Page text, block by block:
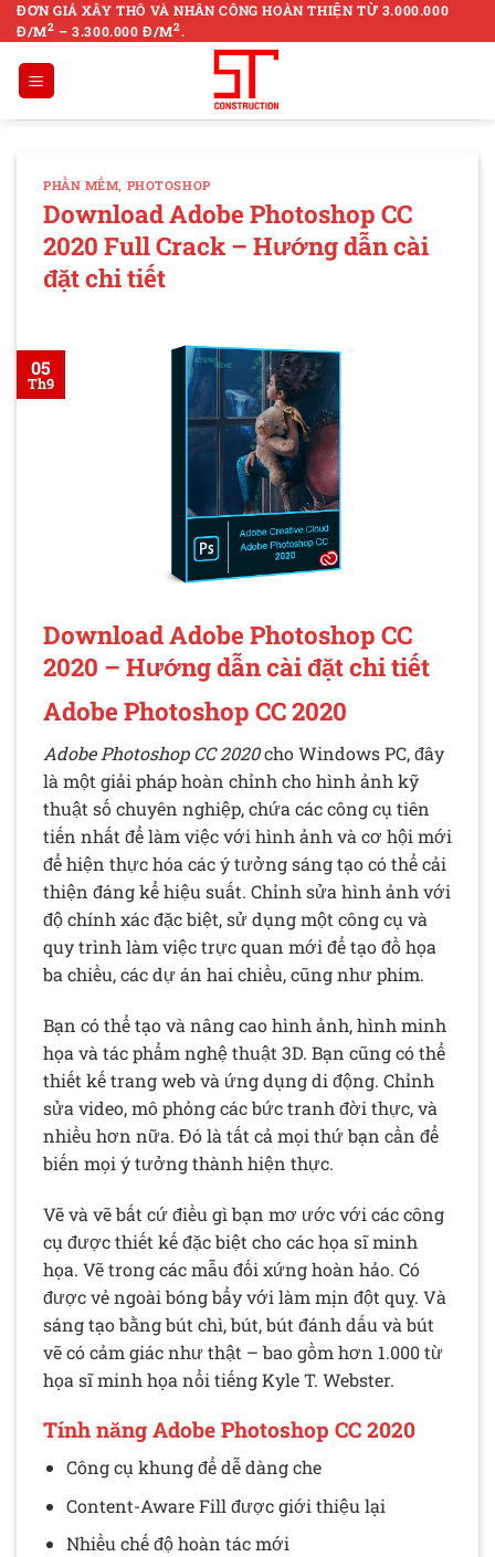
Skip
to
content
ĐƠN GIÁ XÂY THÔ VÀ NHÂN CÔNG HOÀN THIỆN TỪ 3.000.000
Đ/M2 – 3.300.000 Đ/M2.
PHẦN MỀM, PHOTOSHOP
Download Adobe Photoshop CC
2020 Full Crack – Hướng dẫn cài
đặt chi tiết
05
Th9
Download Adobe Photoshop CC
2020 – Hướng dẫn cài đặt chi tiết
Adobe Photoshop CC 2020
Adobe Photoshop CC 2020cho Windows PC, đây
là một giải pháp hoàn chỉnh cho hình ảnh kỹ
thuật số chuyên nghiệp, chứa các công cụ tiên
tiến nhất để làm việc với hình ảnh và cơ hội mới
để hiện thực hóa các ý tưởng sáng tạo có thể cải
thiện đáng kể hiệu suất. Chỉnh sửa hình ảnh với
độ chính xác đặc biệt, sử dụng một công cụ và
quy trình làm việc trực quan mới để tạo đồ họa
ba chiều, các dự án hai chiều, cũng như phim.
Bạn có thể tạo và nâng cao hình ảnh, hình minh
họa và tác phẩm nghệ thuật 3D. Bạn cũng có thể
thiết kế trang web và ứng dụng di động. Chỉnh
sửa video, mô phỏng các bức tranh đời thực, và
nhiều hơn nữa. Đó là tất cả mọi thứ bạn cần để
biến mọi ý tưởng thành hiện thực.
Vẽ và vẽ bất cứ điều gì bạn mơ ước với các công
cụ được thiết kế đặc biệt cho các họa sĩ minh
họa. Vẽ trong các mẫu đối xứng hoàn hảo. Có
được vẻ ngoài bóng bẩy với làm mịn đột quỵ. Và
sáng tạo bằng bút chì, bút, bút đánh dấu và bút
vẽ có cảm giác như thật – bao gồm hơn 1.000 từ
họa sĩ minh họa nổi tiếng Kyle T. Webster.
Tính năng Adobe Photoshop CC 2020
Công cụ khung để dễ dàng che
Content-Aware Fill được giới thiệu lại
Nhiều chế độ hoàn tác mới